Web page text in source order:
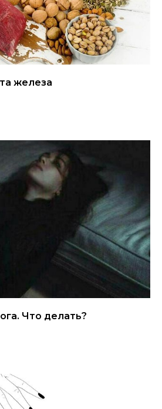
железа
Что делать?